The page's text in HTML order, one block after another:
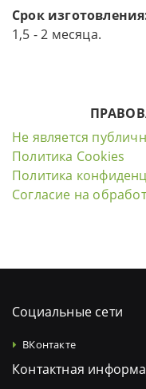
Срок
1,5 - 2 месяца.
Не является
Политика Cookies
Политика
Согласие на
Социальные сети
ВКонтакте
Контактная